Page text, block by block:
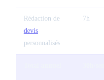
Rédaction de
devis
personnalisés
7h